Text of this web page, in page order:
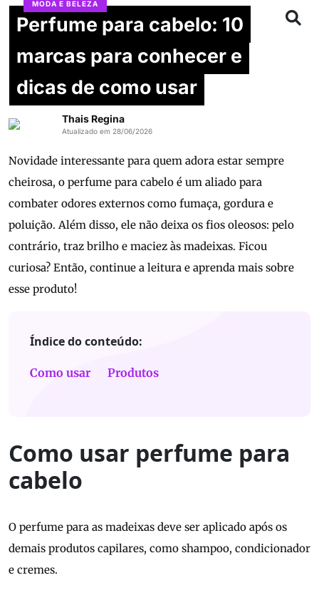
MODA E BELEZA
Perfume para cabelo: 10
marcas para conhecer e
dicas de como usar
Thais Regina
Atualizado em 28/06/2026
Novidade interessante para quem adora estar sempre
cheirosa, o perfume para cabelo é um aliado para
combater odores externos como fumaça, gordura e
poluição. Além disso, ele não deixa os fios oleosos: pelo
contrário, traz brilho e maciez às madeixas. Ficou
curiosa? Então, continue a leitura e aprenda mais sobre
esse produto!
Índice do conteúdo:
Como usar Produtos
Como usar perfume para
cabelo
O perfume para as madeixas deve ser aplicado após os
demais produtos capilares, como shampoo, condicionador
e cremes.